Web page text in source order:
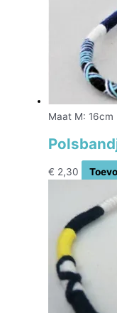
Maat M: 16cm
€ 2,30